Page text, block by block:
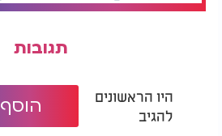
תגובות
היו הראשונים
להגיב